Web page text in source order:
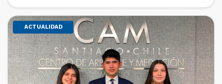
Universidad de Chile y […]
ACTUALIDAD